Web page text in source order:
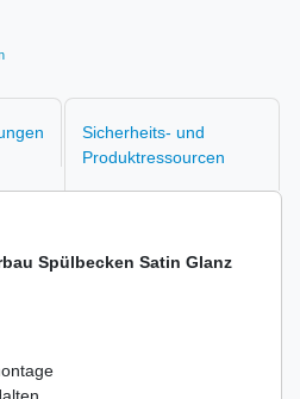
Sicherheits- und
Produktressourcen
Spülbecken Satin Glanz